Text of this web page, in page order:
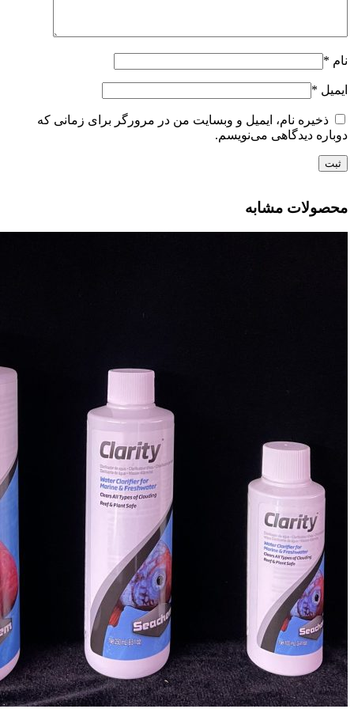
نام *
ایمیل *
ذخیره نام، ایمیل و وبسایت من در مرورگر برای زمانی که
دوباره دیدگاهی می‌نویسم.
محصولات مشابه